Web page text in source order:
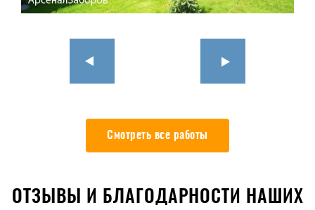
Смотреть все работы
ОТЗЫВЫ И БЛАГОДАРНОСТИ НАШИХ